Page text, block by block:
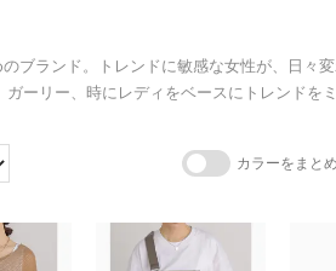
ブランド。トレンドに敏感な女性が、日々
ーリー、時にレディをベースにトレンドを
カラーをまと